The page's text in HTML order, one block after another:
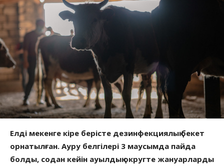
Елді мекенге кіре берісте дезинфекциялық бекет
орнатылған. Ауру белгілері 3 маусымда пайда
болды, содан кейін ауылдық округте жануарларды